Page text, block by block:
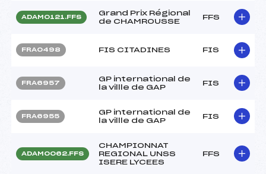
ADAM0121.FFS
Grand Prix Régional
de CHAMROUSSE
FFS
FRA0498 FIS CITADINES FIS
FRA6957
GP international de
la villle de GAP
FIS
FRA6955
GP international de
la villle de GAP
FIS
ADAM0062.FFS
CHAMPIONNAT
REGIONAL UNSS
ISERE LYCEES
FFS